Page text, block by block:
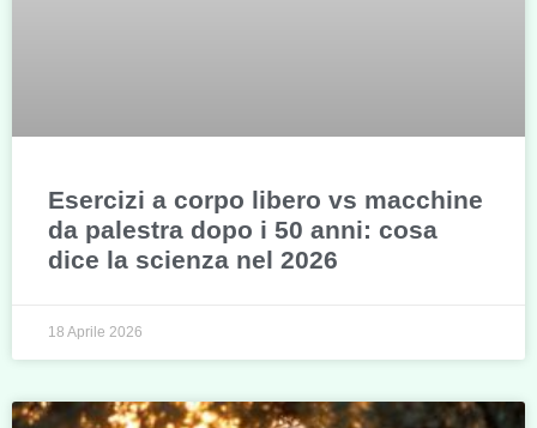
Esercizi a corpo libero vs macchine
da palestra dopo i 50 anni: cosa
dice la scienza nel 2026
18 Aprile 2026